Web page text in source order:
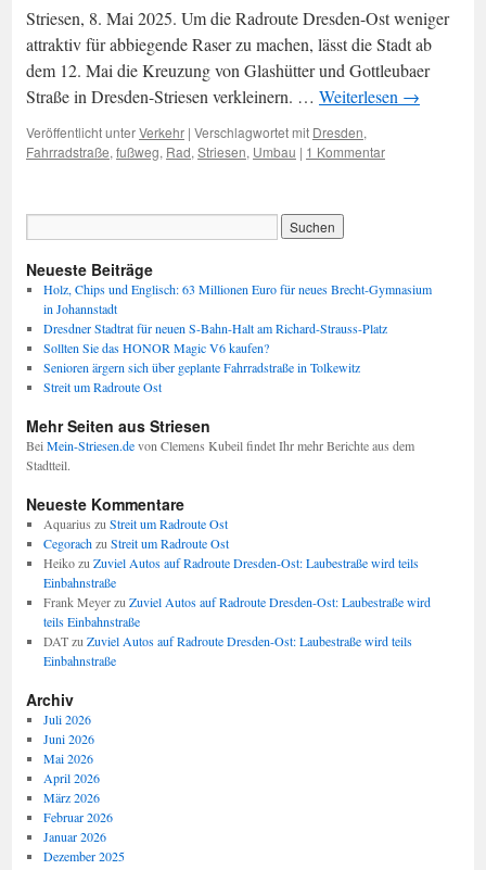
Striesen, 8. Mai 2025. Um die Radroute Dresden-Ost weniger
attraktiv für abbiegende Raser zu machen, lässt die Stadt ab
dem 12. Mai die Kreuzung von Glashütter und Gottleubaer
Straße in Dresden-Striesen verkleinern. … Weiterlesen →
Veröffentlicht unterVerkehr | Verschlagwortet mit Dresden,
Fahrradstraße, fußweg, Rad, Striesen, Umbau | 1 Kommentar
Neueste Beiträge
Holz, Chips und Englisch: 63 Millionen Euro für neues Brecht-Gymnasium
in Johannstadt
Dresdner Stadtrat für neuen S-Bahn-Halt am Richard-Strauss-Platz
Sollten Sie das HONOR Magic V6 kaufen?
Senioren ärgern sich über geplante Fahrradstraße in Tolkewitz
Streit um Radroute Ost
Mehr Seiten aus Striesen
Bei Mein-Striesen.devon Clemens Kubeil findet Ihr mehr Berichte aus dem
Stadtteil.
Neueste Kommentare
Aquarius zu Streit um Radroute Ost
Cegorachzu Streit um Radroute Ost
Heikozu Zuviel Autos auf Radroute Dresden-Ost: Laubestraße wird teils
Einbahnstraße
Frank Meyerzu Zuviel Autos auf Radroute Dresden-Ost: Laubestraße wird
teils Einbahnstraße
DATzu Zuviel Autos auf Radroute Dresden-Ost: Laubestraße wird teils
Einbahnstraße
Archiv
Juli 2026
Juni 2026
Mai 2026
April 2026
März 2026
Februar 2026
Januar 2026
Dezember 2025